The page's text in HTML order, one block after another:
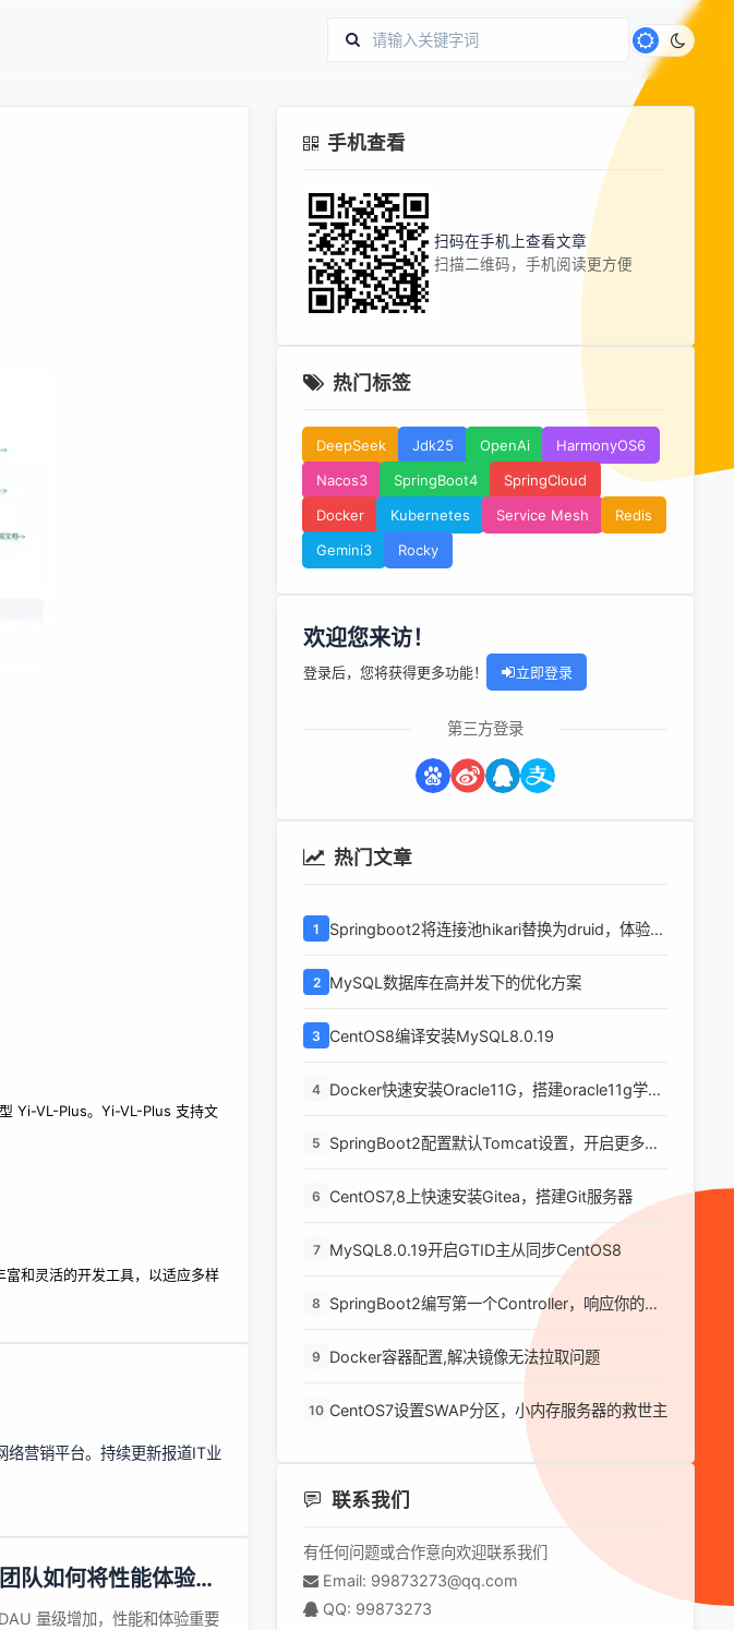
Yi-VL-Plus。Yi-VL-Plus 支持文
和灵活的开发工具，以适应多样
络营销平台。持续更新报道IT业
队如何将性能体验优
量级增加，性能和体验重要
手机查看
扫码在手机上查看文章
扫描二维码，手机阅读更方便
热门标签
DeepSeek Jdk25 OpenAi
HarmonyOS6
Nacos3
SpringBoot4
SpringCloud
Docker
Kubernetes Service Mesh
Redis
Gemini3
Rocky
欢迎您来访！
登录后，您将获得更多功能！ 立即登录
第三方登录
热门文章
1
Springboot2将连接池hikari替换为druid，体验最
2 MySQL数据库在高并发下的优化方案
3 CentOS8编译安装MySQL8.0.19
4 Docker快速安装Oracle11G，搭建oracle11g学习
5
SpringBoot2配置默认Tomcat设置，开启更多高
6 CentOS7,8上快速安装Gitea，搭建Git服务器
7 MySQL8.0.19开启GTID主从同步CentOS8
8
SpringBoot2编写第一个Controller，响应你的
9 Docker容器配置,解决镜像无法拉取问题
10 CentOS7设置SWAP分区，小内存服务器的救世主
联系我们
有任何问题或合作意向欢迎联系我们
Email: 99873273@qq.com
QQ: 99873273